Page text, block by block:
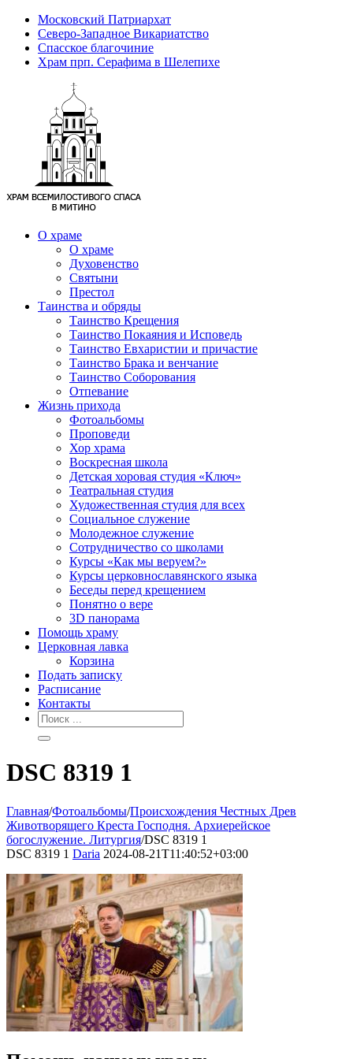
Московский Патриархат
Северо-Западное Викариатство
Спасское благочиние
Храм прп. Серафима в Шелепихе
О храме
О храме
Духовенство
Святыни
Престол
Таинства и обряды
Таинство Крещения
Таинство Покаяния и Исповедь
Таинство Евхаристии и причастие
Таинство Брака и венчание
Таинство Соборования
Отпевание
Жизнь прихода
Фотоальбомы
Проповеди
Хор храма
Воскресная школа
Детская хоровая студия «Ключ»
Театральная студия
Х​удожественная студия для всех
Социальное служение
Молодежное служение
Сотрудничество со школами
Курсы «Как мы веруем?»
Курсы церковнославянского языка
Беседы перед крещением
Понятно о вере
3D панорама
Помощь храму
Церковная лавка
Корзина
Подать записку
Расписание
Контакты
DSC 8319 1
Главная/Фотоальбомы/Происхождения Честных Древ
Животворящего Креста Господня. Архиерейское
богослужение. Литургия/DSC 8319 1
DSC 8319 1 Daria 2024-08-21T11:40:52+03:00